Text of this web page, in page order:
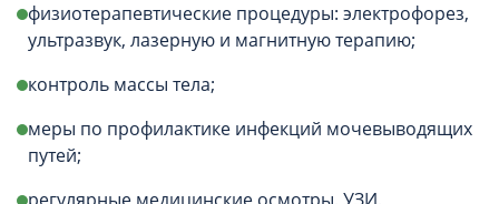
физиотерапевтические процедуры: электрофорез,
ультразвук, лазерную и магнитную терапию;
контроль массы тела;
меры по профилактике инфекций мочевыводящих
путей;